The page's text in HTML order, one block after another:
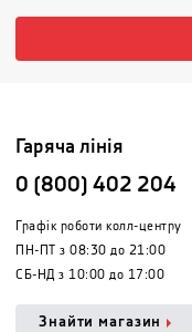
Гаряча лінія
0 (800) 402 204
Графік роботи колл-центру
ПН-ПТ з 08:30 до 21:00
СБ-НД з 10:00 до 17:00
Знайти магазин